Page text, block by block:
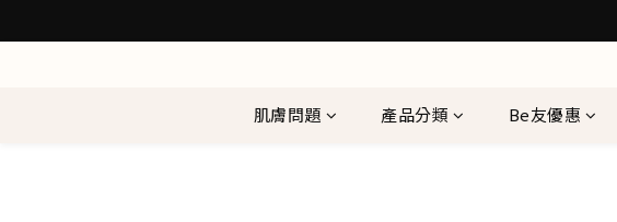
肌膚問題 產品分類 Be友優惠